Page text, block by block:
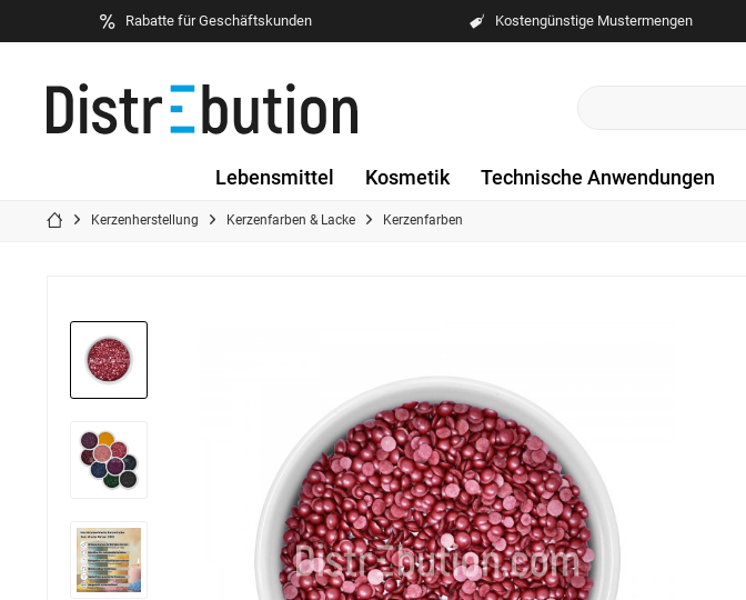
Rabatte für Geschäftskunden Kostengünstige Mustermengen
Lebensmittel Kosmetik Technische Anwendungen
Kerzenherstellung Kerzenfarben & Lacke Kerzenfarben